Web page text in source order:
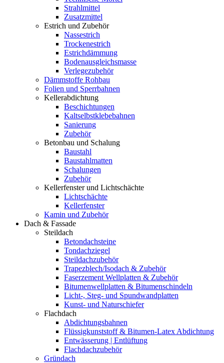
Strahlmittel
Zusatzmittel
Estrich und Zubehör
Nassestrich
Trockenestrich
Estrichdämmung
Bodenausgleichsmasse
Verlegezubehör
Dämmstoffe Rohbau
Folien und Sperrbahnen
Kellerabdichtung
Beschichtungen
Kaltselbstklebebahnen
Sanierung
Zubehör
Betonbau und Schalung
Baustahl
Baustahlmatten
Schalungen
Zubehör
Kellerfenster und Lichtschächte
Lichtschächte
Kellerfenster
Kamin und Zubehör
Dach & Fassade
Steildach
Betondachsteine
Tondachziegel
Steildachzubehör
Trapezblech/Isodach & Zubehör
Faserzement Wellplatten & Zubehör
Bitumenwellplatten & Bitumenschindeln
Licht-, Steg- und Spundwandplatten
Kunst- und Naturschiefer
Flachdach
Abdichtungsbahnen
Flüssigkunststoff & Bitumen-Latex Abdichtung
Entwässerung | Entlüftung
Flachdachzubehör
Gründach